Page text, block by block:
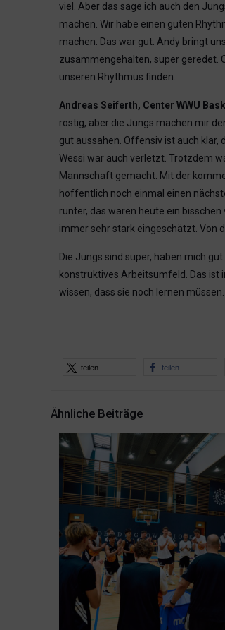
viel. Aber das sage ich auch den
machen. Wir habe einen guten
machen. Das war gut. Andy bringt
zusammengehalten, super geredet.
unseren Rhythmus finden.
Andreas Seiferth, Center WWU
rostig, aber die Jungs machen mir
gut aussahen. Offensiv ist auch klar,
Wessi war auch verletzt. Trotzdem
Mannschaft gemacht. Mit der
hoffentlich noch einmal einen
runter, das waren heute ein
immer sehr stark eingeschätzt. Von
Die Jungs sind super, haben mich
konstruktives Arbeitsumfeld. Das ist
wissen, dass sie noch lernen
teilen teilen
Ähnliche Beiträge